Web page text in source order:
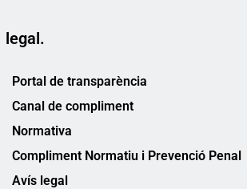
legal.
Portal de transparència
Canal de compliment
Normativa
Compliment Normatiu i Prevenció Penal
Avís legal